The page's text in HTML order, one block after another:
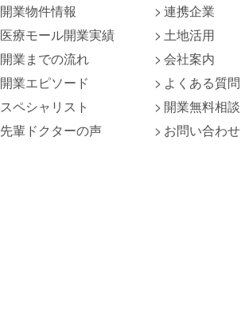
開業物件情報
医療モール開業実績
開業までの流れ
開業エピソード
スペシャリスト
先輩ドクターの声
連携企業
土地活用
会社案内
よくある質問
開業無料相談
お問い合わせ